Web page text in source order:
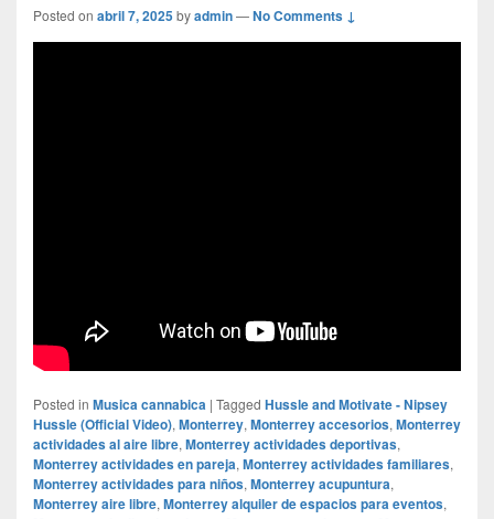
Posted on abril 7, 2025byadmin—No Comments ↓
Posted in Musica cannabica | Tagged Hussle and Motivate - Nipsey
Hussle (Official Video), Monterrey, Monterrey accesorios, Monterrey
actividades al aire libre, Monterrey actividades deportivas,
Monterrey actividades en pareja, Monterrey actividades familiares,
Monterrey actividades para niños, Monterrey acupuntura,
Monterrey aire libre, Monterrey alquiler de espacios para eventos,